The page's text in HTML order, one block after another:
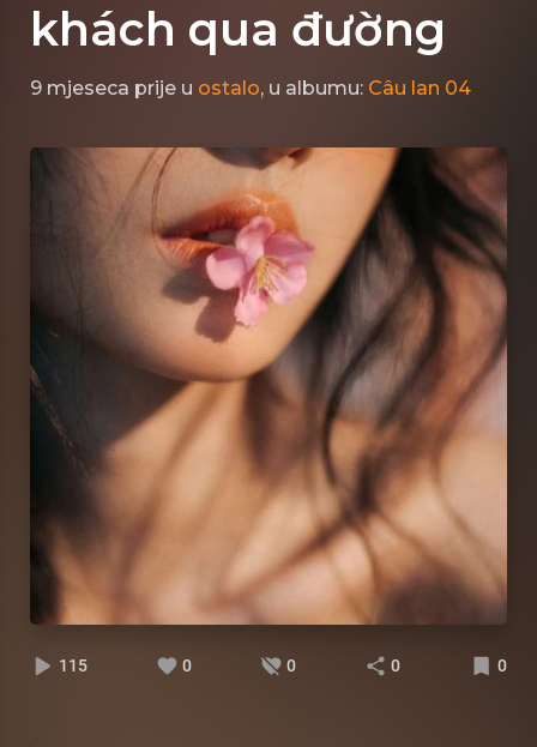
khách qua đường
9 mjeseca prije u ostalo, u albumu: Câu lan 04
115 0 0 0 0